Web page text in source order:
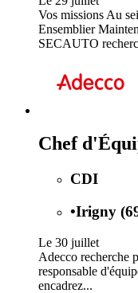
Vos missions Au
Ensemblier
SECAUTO
Chef
CDI
•Irigny
Le 30 juillet
Adecco recherche
responsable
encadrez...